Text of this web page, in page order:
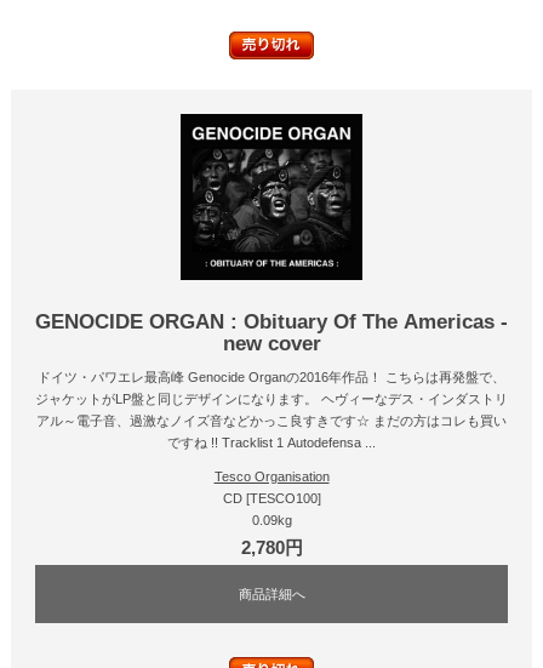
GENOCIDE ORGAN : Obituary Of The Americas -
new cover
ドイツ・パワエレ最高峰 Genocide Organの2016年作品！ こちらは再発盤で、
ジャケットがLP盤と同じデザインになります。 ヘヴィーなデス・インダストリ
アル～電子音、過激なノイズ音などかっこ良すきです☆ まだの方はコレも買い
ですね !! Tracklist 1 Autodefensa ...
Tesco Organisation
CD [TESCO100]
0.09kg
2,780円
商品詳細へ